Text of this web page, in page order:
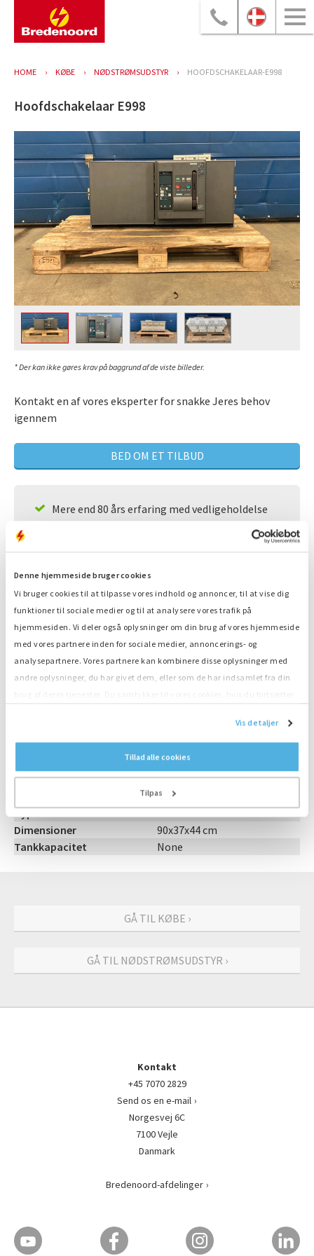
Denne hjemmeside bruger cookies
Vi bruger cookies til at tilpasse vores indhold og annoncer, til at vise dig
funktioner til sociale medier og til at analysere vores trafik på
hjemmesiden. Vi deler også oplysninger om din brug af vores hjemmeside
med vores partnere inden for sociale medier, annoncerings- og
analysepartnere. Vores partnere kan kombinere disse oplysninger med
andre oplysninger, du har givet dem, eller som de har indsamlet fra din
Vis detaljer
Tillad alle cookies
Tilpas
HOME KØBE NØDSTRØMSUDSTYR HOOFDSCHAKELAAR-E998
Hoofdschakelaar E998
* Der kan ikke gøres krav på baggrund af de viste billeder.
Kontakt en af vores eksperter for snakke Jeres behov
igennem
BED OM ET TILBUD
Mere end 80 års erfaring med vedligeholdelse
Ekspert, der er med til at finde løsningen på dit
problem.
Er til rådighed 24/7
Stort lager, omgående levering
Produktinformation
Hoofdschakelaar
Effekt
0 kVA
4000
Aansluiting
Vlaggen M12
Siemens
Type
WL III 4000 H
Dimensioner
90x37x44 cm
Tankkapacitet
None
GÅ TIL KØBE ›
GÅ TIL NØDSTRØMSUDSTYR ›
Kontakt
+45 7070 2829
Send os en e-mail
Norgesvej 6C
7100 Vejle
Danmark
Bredenoord-afdelinger